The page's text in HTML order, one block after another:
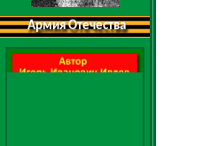
Армия Отечества